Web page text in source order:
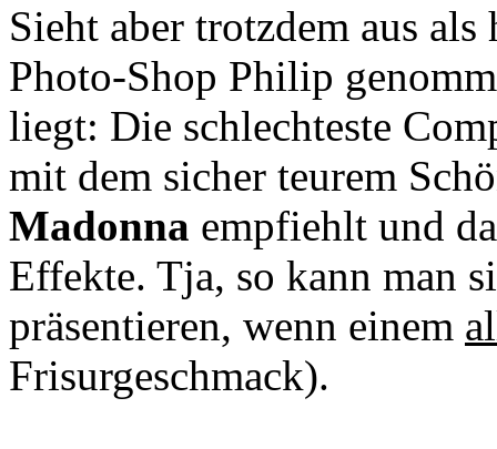
Sieht aber trotzdem aus
Photo-Shop Philip
liegt: Die schlechteste
mit dem sicher teurem
Madonna empfiehlt und
Effekte. Tja, so kann man
präsentieren, wenn einem
Frisurgeschmack).